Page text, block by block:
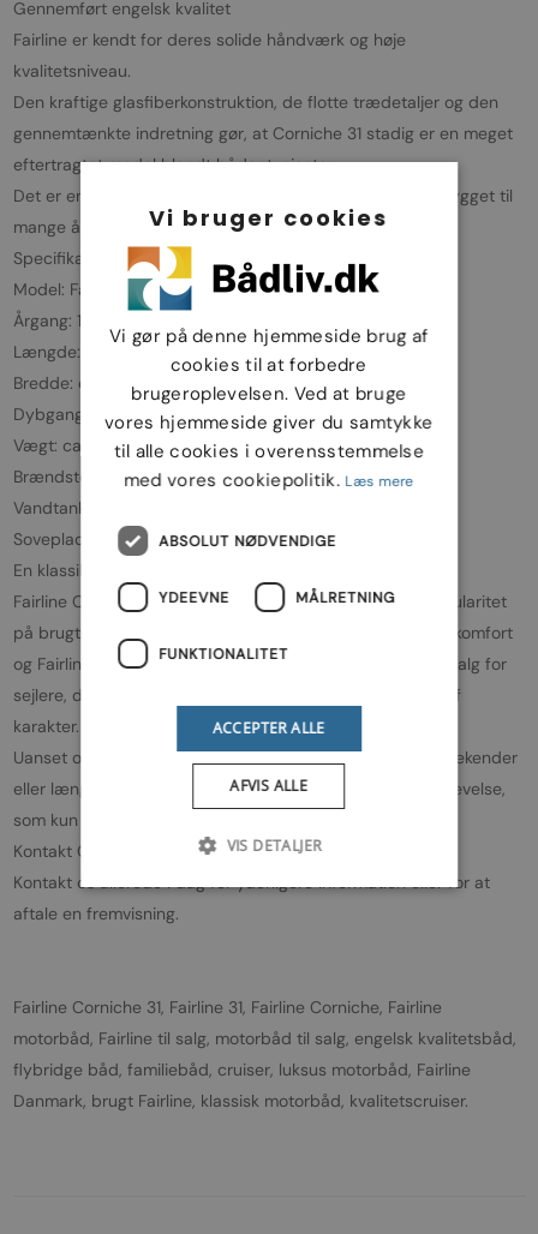
Gennemført engelsk kvalitet
Fairline er kendt for deres solide håndværk og høje
kvalitetsniveau.
Den kraftige glasfiberkonstruktion, de flotte trædetaljer og den
gennemtænkte indretning gør, at Corniche 31 stadig er en meget
eftertragtet model blandt bådentusiaster.
Det er en båd, der føles både robust og komfortabel – bygget til
mange års sejlads.
Specifikationer
Model: Fairline Corniche 31
Årgang: 1990
Længde: ca. 9,5 meter (31 fod)
Bredde: ca. 3,53 meter
Dybgang: ca. 0,97 meter
Vægt: ca. 5.800 kg
Brændstoftank: ca. 680 liter
Vandtank: ca. 300 liter
Sovepladser: Op til 4-6 personer
En klassiker med høj brugsværdi
Fairline Corniche 31 er en båd, der fortsat nyder stor popularitet
på brugtmarkedet. Kombinationen af klassisk design, høj komfort
og Fairlines velkendte byggekvalitet gør den til et oplagt valg for
sejlere, der ønsker en velbygget motorbåd med masser af
karakter.
Uanset om du ønsker afslappede dagsture, hyggelige weekender
eller længere ferier på vandet, leverer Corniche 31 en oplevelse,
som kun en ægte Fairline kan.
Kontakt Odsherred Marineservice
Kontakt os allerede i dag for yderligere information eller for at
aftale en fremvisning.
Fairline Corniche 31, Fairline 31, Fairline Corniche, Fairline
motorbåd, Fairline til salg, motorbåd til salg, engelsk kvalitetsbåd,
flybridge båd, familiebåd, cruiser, luksus motorbåd, Fairline
Danmark, brugt Fairline, klassisk motorbåd, kvalitetscruiser.
Vi bruger cookies
Vi gør på denne hjemmeside brug af
cookies til at forbedre
brugeroplevelsen. Ved at bruge
vores hjemmeside giver du samtykke
til alle cookies i overensstemmelse
med vores cookiepolitik. Læs mere
ABSOLUT NØDVENDIGE
YDEEVNE MÅLRETNING
FUNKTIONALITET
ACCEPTER ALLE
AFVIS ALLE
VIS DETALJER